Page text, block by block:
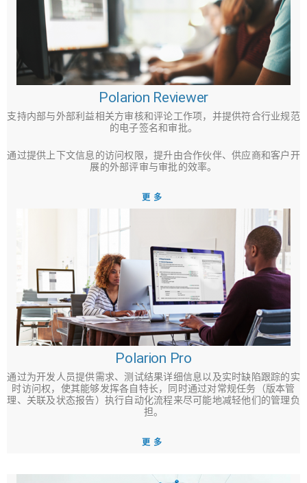
Polarion Reviewer
支持内部与外部利益相关方审核和评论工作项，并提供符合行业规范
的电子签名和审批。
通过提供上下文信息的访问权限，提升由合作伙伴、供应商和客户开
展的外部评审与审批的效率。
更多
Polarion Pro
通过为开发人员提供需求、测试结果详细信息以及实时缺陷跟踪的实
时访问权，使其能够发挥各自特长，同时通过对常规任务（版本管
理、关联及状态报告）执行自动化流程来尽可能地减轻他们的管理负
担。
更多